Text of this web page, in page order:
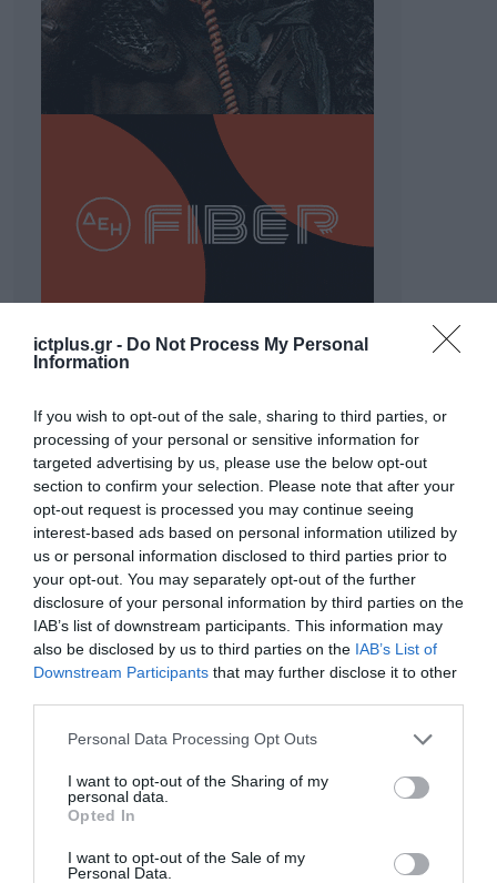
ictplus.gr - Do Not Process My Personal
Information
If you wish to opt-out of the sale, sharing to third parties, or
processing of your personal or sensitive information for
targeted advertising by us, please use the below opt-out
section to confirm your selection. Please note that after your
opt-out request is processed you may continue seeing
interest-based ads based on personal information utilized by
us or personal information disclosed to third parties prior to
your opt-out. You may separately opt-out of the further
disclosure of your personal information by third parties on the
IAB’s list of downstream participants. This information may
also be disclosed by us to third parties on the IAB’s List of
Downstream Participants that may further disclose it to other
Please note that this website/app uses one or more Google
not limited to your visit or usage behaviour. You may click to
grant or deny consent to Google and its third-party tags to
use your data for below specified purposes in below Google
consent section.
Personal Data Processing Opt Outs
I want to opt-out of the Sharing of my
personal data.
Opted In
I want to opt-out of the Sale of my
Personal Data.
Το χρηματοδοτούμενο
από την ΕΕ έργο “The
Gaming Police”
ενισχύει την ασφάλεια
των παιδιών στο
διαδίκτυο
31.07.2026
ΑΑΔΕ: Διευκρινίσεις
για τα πρόστιμα σε
παραβάσεις που
αφορούν τους ΦΗΜ
31.07.2026
Σ. Καλαφάτης: «Η
νέα τεχνολογία, είναι
επανάσταση»
31.07.2026
Νέος οδηγός του ΕΚΤ
για τη χρηματοδότηση
επιχειρήσεων στον
31.07.2026